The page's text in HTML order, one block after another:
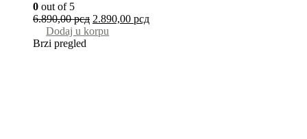
0 out of 5
6.890,00рсд 2.890,00 рсд
Dodaj u korpu
Brzi pregled